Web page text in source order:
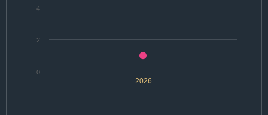
2026
0
2
4